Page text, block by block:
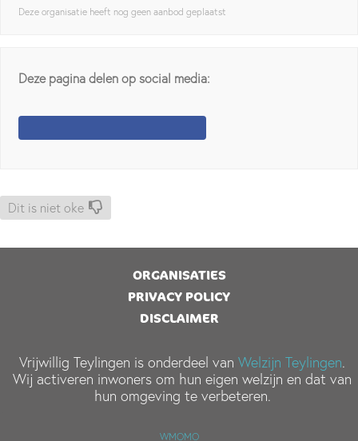
Deze organisatie heeft nog geen aanbod geplaatst
Deze pagina delen op social media:
Dit is niet oke
ORGANISATIES
PRIVACY POLICY
DISCLAIMER
Vrijwillig Teylingen is onderdeel vanWelzijn Teylingen.
Wij activeren inwoners om hun eigen welzijn en dat van
hun omgeving te verbeteren.
WMOMO